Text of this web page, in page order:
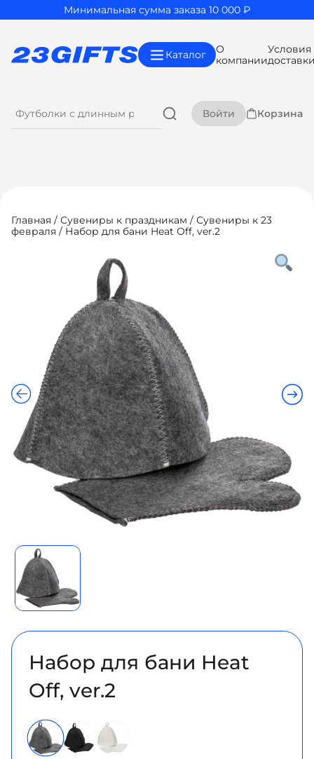
Минимальная сумма заказа 10 000 ₽
Каталог
О
компании
Условия
Войти Корзина
Главная / Сувениры к праздникам / Сувениры к 23
февраля / Набор для бани Heat Off, ver.2
Набор для бани Heat
Off, ver.2